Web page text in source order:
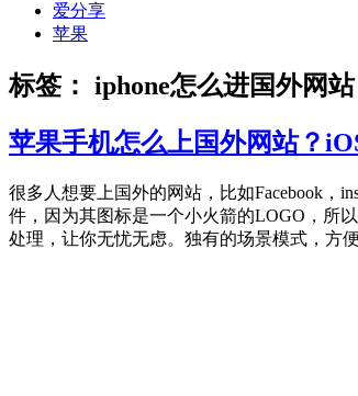
爱分享
苹果
标签： iphone怎么进国外网站
苹果手机怎么上国外网站？
很多人想要上国外的网站，比如Facebook，
件，因为其图标是一个小火箭的LOGO，所
处理，让你无忧无虑。独有的场景模式，方